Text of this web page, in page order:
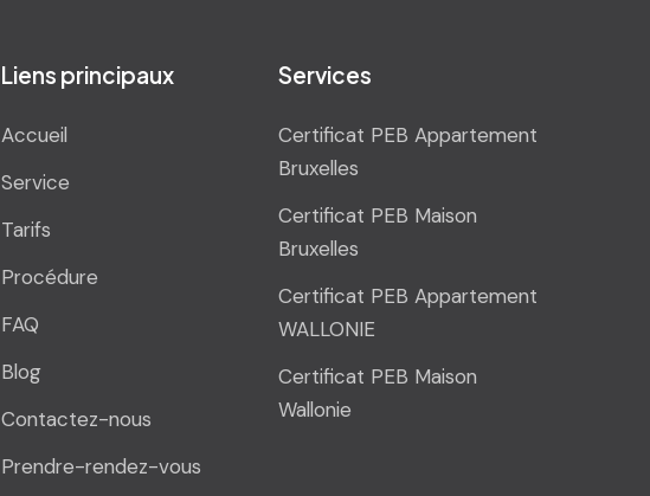
Liens principaux
Accueil
Service
Tarifs
Procédure
FAQ
Blog
Contactez-nous
Prendre-rendez-vous
Services
Certificat PEB Appartement
Bruxelles
Certificat PEB Maison
Bruxelles
Certificat PEB Appartement
WALLONIE
Certificat PEB Maison
Wallonie